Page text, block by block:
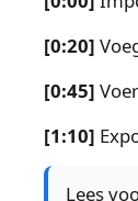
[0:20]
[0:45]
[1:10]
Lees